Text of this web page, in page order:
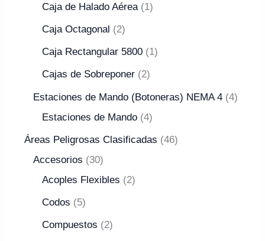
Caja de Halado Aérea 1
Caja Octagonal 2
Caja Rectangular 5800 1
Cajas de Sobreponer 2
Estaciones de Mando (Botoneras) NEMA 4 4
Estaciones de Mando 4
Áreas Peligrosas Clasificadas
46
Accesorios
30
Acoples Flexibles
2
Codos 5
Compuestos 2